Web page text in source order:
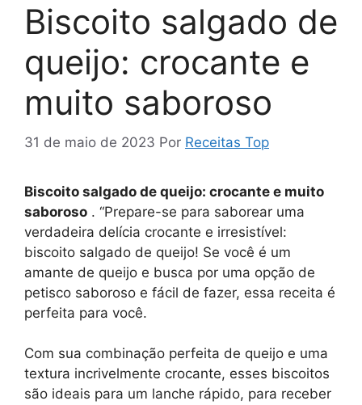
Biscoito salgado de
queijo: crocante e
muito saboroso
31 de maio de 2023 Por Receitas Top
Biscoito salgado de queijo: crocante e muito
saboroso . “Prepare-se para saborear uma
verdadeira delícia crocante e irresistível:
biscoito salgado de queijo! Se você é um
amante de queijo e busca por uma opção de
petisco saboroso e fácil de fazer, essa receita é
perfeita para você.
Com sua combinação perfeita de queijo e uma
textura incrivelmente crocante, esses biscoitos
são ideais para um lanche rápido, para receber